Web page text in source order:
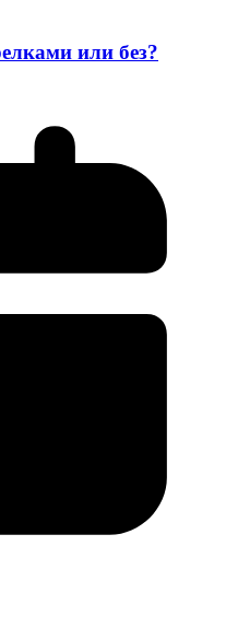
или без?